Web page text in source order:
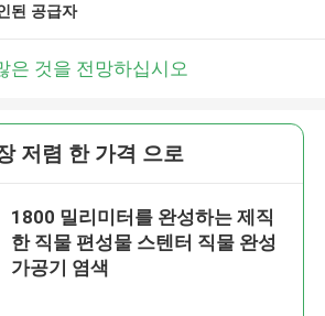
된 공급자
은 것을 전망하십시오
저렴 한 가격 으로
1800 밀리미터를 완성하는 제직
한 직물 편성물 스텐터 직물 완성
가공기 염색